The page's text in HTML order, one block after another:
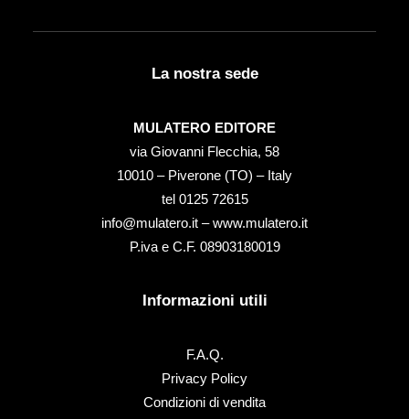
La nostra sede
MULATERO EDITORE
via Giovanni Flecchia, 58
10010 – Piverone (TO) – Italy
tel ‭0125 72615‬
info@mulatero.it –www.mulatero.it
P.iva e C.F. 08903180019
Informazioni utili
F.A.Q.
Privacy Policy
Condizioni di vendita